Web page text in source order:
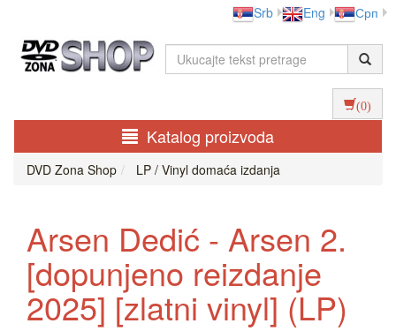
Srb Eng Срп
(0)
Katalog proizvoda
DVD Zona Shop LP / Vinyl domaća izdanja
Arsen Dedić - Arsen 2.
[dopunjeno reizdanje
2025] [zlatni vinyl] (LP)